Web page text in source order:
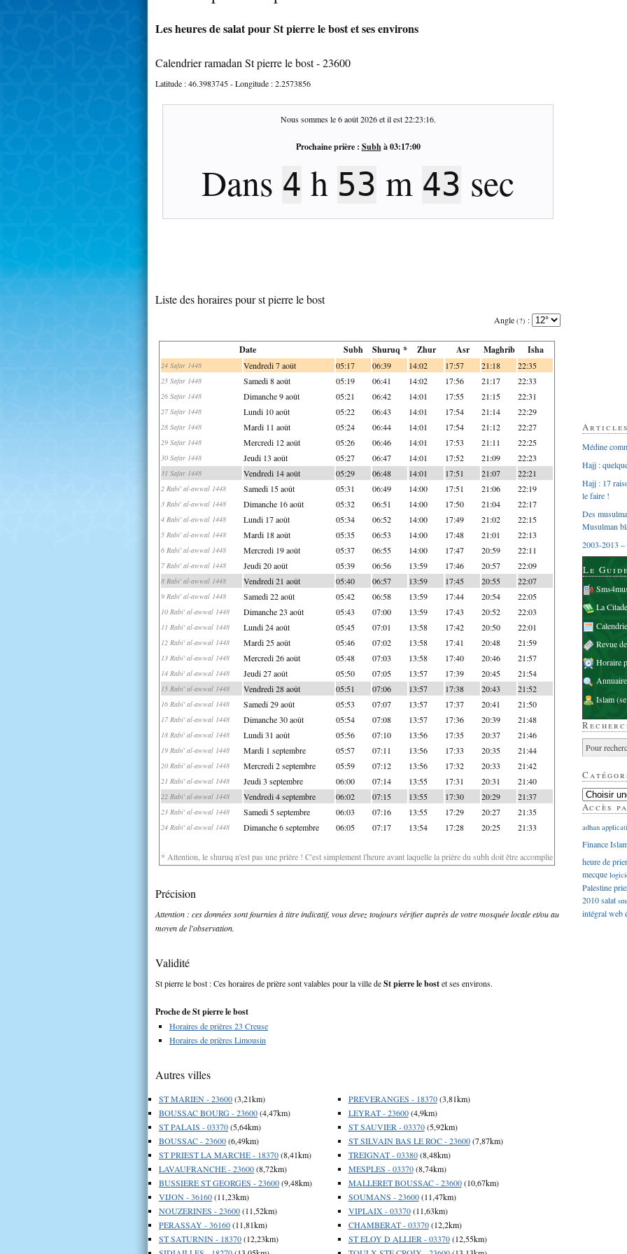
Les heures de salat pour St pierre le bost et ses environs
Calendrier ramadan St pierre le bost - 23600
Latitude :46.3983745- Longitude :2.2573856
Nous sommes le6 août 2026et il est22:23:17.
Prochaine prière : Subhà03:17:00
Dans 4 h 53 m 42 sec
Liste des horaires pour st pierre le bost
Angle (?) :
Date Subh Shuruq * Zhur Asr Maghrib Isha
24 Safar 1448 Vendredi 7 août 05:17 06:39 14:02 17:57 21:18 22:35
25 Safar 1448 Samedi 8 août 05:19 06:41 14:02 17:56 21:17 22:33
26 Safar 1448 Dimanche 9 août 05:21 06:42 14:01 17:55 21:15 22:31
27 Safar 1448 Lundi 10 août 05:22 06:43 14:01 17:54 21:14 22:29
28 Safar 1448 Mardi 11 août 05:24 06:44 14:01 17:54 21:12 22:27
29 Safar 1448 Mercredi 12 août 05:26 06:46 14:01 17:53 21:11 22:25
30 Safar 1448 Jeudi 13 août 05:27 06:47 14:01 17:52 21:09 22:23
31 Safar 1448 Vendredi 14 août 05:29 06:48 14:01 17:51 21:07 22:21
2 Rabi' al-awwal 1448 Samedi 15 août 05:31 06:49 14:00 17:51 21:06 22:19
3 Rabi' al-awwal 1448 Dimanche 16 août 05:32 06:51 14:00 17:50 21:04 22:17
4 Rabi' al-awwal 1448 Lundi 17 août 05:34 06:52 14:00 17:49 21:02 22:15
5 Rabi' al-awwal 1448 Mardi 18 août 05:35 06:53 14:00 17:48 21:01 22:13
6 Rabi' al-awwal 1448 Mercredi 19 août 05:37 06:55 14:00 17:47 20:59 22:11
7 Rabi' al-awwal 1448 Jeudi 20 août 05:39 06:56 13:59 17:46 20:57 22:09
8 Rabi' al-awwal 1448 Vendredi 21 août 05:40 06:57 13:59 17:45 20:55 22:07
9 Rabi' al-awwal 1448 Samedi 22 août 05:42 06:58 13:59 17:44 20:54 22:05
10 Rabi' al-awwal 1448 Dimanche 23 août 05:43 07:00 13:59 17:43 20:52 22:03
11 Rabi' al-awwal 1448 Lundi 24 août 05:45 07:01 13:58 17:42 20:50 22:01
12 Rabi' al-awwal 1448 Mardi 25 août 05:46 07:02 13:58 17:41 20:48 21:59
13 Rabi' al-awwal 1448 Mercredi 26 août 05:48 07:03 13:58 17:40 20:46 21:57
14 Rabi' al-awwal 1448 Jeudi 27 août 05:50 07:05 13:57 17:39 20:45 21:54
15 Rabi' al-awwal 1448 Vendredi 28 août 05:51 07:06 13:57 17:38 20:43 21:52
16 Rabi' al-awwal 1448 Samedi 29 août 05:53 07:07 13:57 17:37 20:41 21:50
17 Rabi' al-awwal 1448 Dimanche 30 août 05:54 07:08 13:57 17:36 20:39 21:48
18 Rabi' al-awwal 1448 Lundi 31 août 05:56 07:10 13:56 17:35 20:37 21:46
19 Rabi' al-awwal 1448 Mardi 1 septembre 05:57 07:11 13:56 17:33 20:35 21:44
20 Rabi' al-awwal 1448 Mercredi 2 septembre 05:59 07:12 13:56 17:32 20:33 21:42
21 Rabi' al-awwal 1448 Jeudi 3 septembre 06:00 07:14 13:55 17:31 20:31 21:40
22 Rabi' al-awwal 1448 Vendredi 4 septembre 06:02 07:15 13:55 17:30 20:29 21:37
23 Rabi' al-awwal 1448 Samedi 5 septembre 06:03 07:16 13:55 17:29 20:27 21:35
24 Rabi' al-awwal 1448 Dimanche 6 septembre 06:05 07:17 13:54 17:28 20:25 21:33
* Attention, le shuruq n'est pas une prière ! C'est simplement l'heure avant laquelle la prière du subh doit être accomplie
Précision
Attention : ces données sont fournies à titre indicatif, vous devez toujours vérifier auprès de votre mosquée locale et/ou au
moyen de l'observation.
Validité
St pierre le bost : Ces horaires de prière sont valables pour la ville deSt pierre le bostet ses environs.
Proche de St pierre le bost
Horaires de prières 23 Creuse
Horaires de prières Limousin
Autres villes
ST MARIEN - 23600(3,21km)
BOUSSAC BOURG - 23600(4,47km)
ST PALAIS - 03370(5,64km)
BOUSSAC - 23600(6,49km)
ST PRIEST LA MARCHE - 18370(8,41km)
LAVAUFRANCHE - 23600(8,72km)
BUSSIERE ST GEORGES - 23600(9,48km)
VIJON - 36160(11,23km)
NOUZERINES - 23600(11,52km)
PERASSAY - 36160(11,81km)
ST SATURNIN - 18370(12,23km)
PREVERANGES - 18370(3,81km)
LEYRAT - 23600(4,9km)
ST SAUVIER - 03370(5,92km)
ST SILVAIN BAS LE ROC - 23600(7,87km)
TREIGNAT - 03380(8,48km)
MESPLES - 03370(8,74km)
MALLERET BOUSSAC - 23600(10,67km)
SOUMANS - 23600(11,47km)
VIPLAIX - 03370(11,63km)
CHAMBERAT - 03370(12,2km)
ST ELOY D ALLIER - 03370(12,55km)
Médine
Hajj :
Hajj : 17
le faire !
Des
Musulman
2003-2013 –
Le
La
Revue
Horaire
Islam
Accès
adhan
Finance
heure de
mecque
Palestine
2010salat
intégralweb